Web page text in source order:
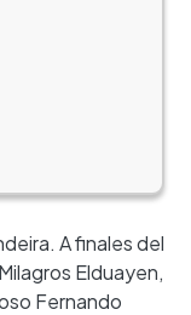
A finales del
Elduayen,
Fernando